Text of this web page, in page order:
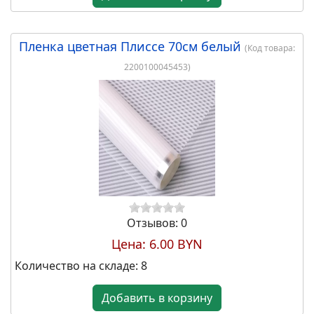
28.80 BYN
Набор коробок "Сердце" с
прозр.крышкой, 3шт. 33х31,8х13,2
см / 30,4х29,2х12,4 см / 28х27х11,2
см. красный (W6634)
Добавить в корзину
Пленка цветная Плиссе 70см белый
2200100045453)
Отзывов: 0
Цена:
Количество на складе:8